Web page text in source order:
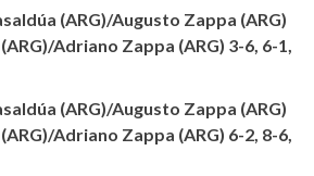
(ARG)/Augusto Zappa (ARG)
Adriano Zappa (ARG) 3-6, 6-1,
(ARG)/Augusto Zappa (ARG)
Adriano Zappa (ARG) 6-2, 8-6,